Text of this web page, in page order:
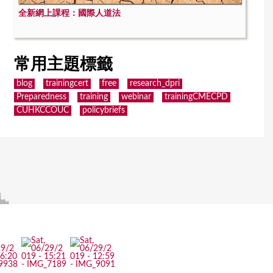
全新網上課程：國際人道法
常用主題標籤
blog trainingcert free
research_dpri
Preparedness
training webinar
trainingCMECPD
CUHKCCOUC
policybriefs